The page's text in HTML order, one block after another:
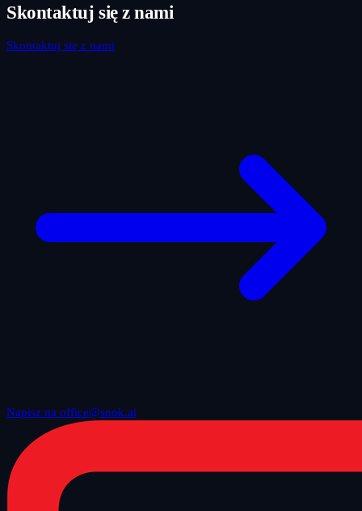
Skontaktuj się z nami
Skontaktuj się z nami
Napisz na office@snok.ai